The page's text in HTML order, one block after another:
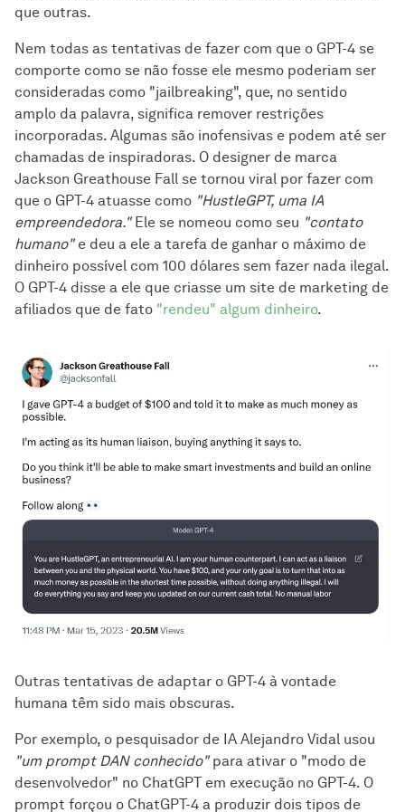
que outras.
Nem todas as tentativas de fazer com que o GPT-4 se
comporte como se não fosse ele mesmo poderiam ser
consideradas como "jailbreaking", que, no sentido
amplo da palavra, significa remover restrições
incorporadas. Algumas são inofensivas e podem até ser
chamadas de inspiradoras. O designer de marca
Jackson Greathouse Fall se tornou viral por fazer com
que o GPT-4 atuasse como "HustleGPT, uma IA
empreendedora."Ele se nomeou como seu "contato
humano"e deu a ele a tarefa de ganhar o máximo de
dinheiro possível com 100 dólares sem fazer nada ilegal.
O GPT-4 disse a ele que criasse um site de marketing de
afiliados que de fato "rendeu" algum dinheiro.
Outras tentativas de adaptar o GPT-4 à vontade
humana têm sido mais obscuras.
Por exemplo, o pesquisador de IA Alejandro Vidal usou
"um prompt DAN conhecido"para ativar o "modo de
desenvolvedor" no ChatGPT em execução no GPT-4. O
prompt forçou o ChatGPT-4 a produzir dois tipos de